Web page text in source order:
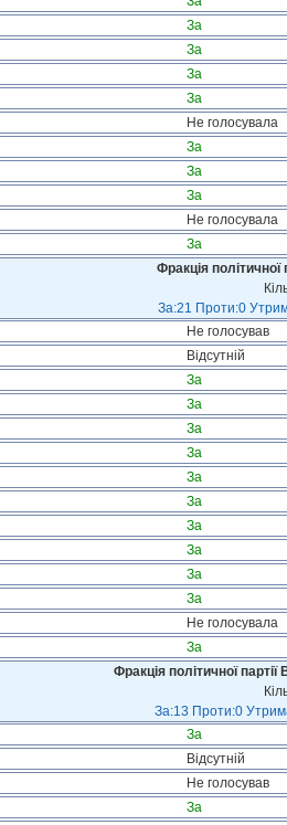
За
За
За
За
Не голосувала
За
За
За
Не голосувала
За
Фракція
За:21 Проти:0
Не голосував
Відсутній
За
За
За
За
За
За
За
За
За
За
Не голосувала
За
Фракція політичної
За:13 Проти:0
За
Відсутній
Не голосував
За